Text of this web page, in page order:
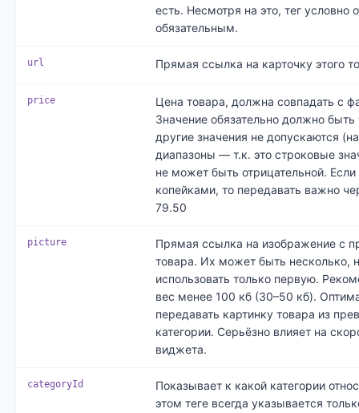
есть. Несмотря на это, тег условно
обязательным.
url Прямая ссылка на карточку этого
price
Цена товара, должна совпадать с
Значение обязательно должно быть
другие значения не допускаются
диапазоны — т.к. это строковые
не может быть отрицательной. Если
копейками, то передавать важно
79.50
picture
Прямая ссылка на изображение с
товара. Их может быть несколько,
использовать только первую.
вес менее 100 кб (30–50 кб).
передавать картинку товара из
категории. Серьёзно влияет на
виджета.
categoryId
Показывает к какой категории
этом теге всегда указывается